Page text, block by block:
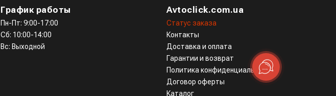
График работы
Пн-Пт: 9:00-17:00
Сб: 10:00-14:00
Вс: Выходной
Avtoclick.com.ua
Статус заказа
Контакты
Доставка и оплата
Гарантии и возврат
Политика конфиденциальности
Договор оферты
Каталог